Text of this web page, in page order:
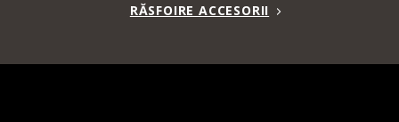
RĂSFOIRE ACCESORII